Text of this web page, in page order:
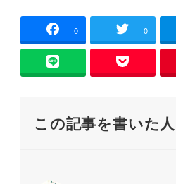
す
c
e
b
o
k
tt
er
ai
l
e e
n
0 0
この記事を書いた人